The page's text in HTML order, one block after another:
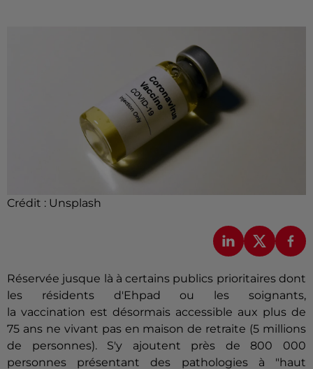
Crédit : Unsplash
Réservée jusque là à certains publics prioritaires dont
les résidents d'Ehpad ou les soignants,
la vaccination est désormais accessible aux plus de
75 ans ne vivant pas en maison de retraite (5 millions
de personnes). S'y ajoutent près de 800 000
personnes présentant des pathologies à "haut